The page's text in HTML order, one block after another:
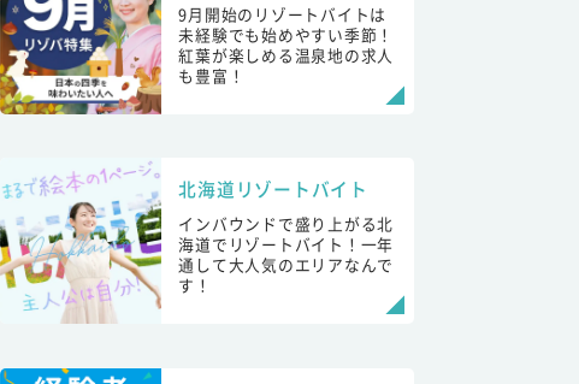
9月開始のリゾートバイトは
未経験でも始めやすい季節！
紅葉が楽しめる温泉地の求人
も豊富！
北海道リゾートバイト
インバウンドで盛り上がる北
海道でリゾートバイト！一年
通して大人気のエリアなんで
す！